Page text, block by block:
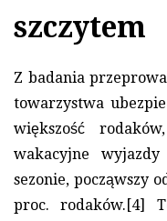
szczytem
Z badania
towarzystwa
większość
wakacyjne
sezonie, począwszy
proc. rodaków.[4]